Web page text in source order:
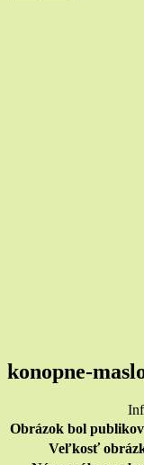
konopne-
Obrázok bol
Veľkosť